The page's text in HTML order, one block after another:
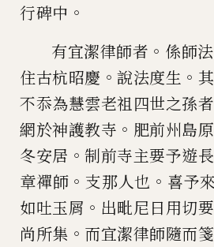
行碑中 。
有宜潔律師者 。 係師
住古杭昭慶 。說法度生 。
不忝為慧雲老祖四世之孫者
網於神護教寺 。 肥前州島
冬安居 。制前寺主要予遊
章禪師 。 支那人也 。 喜予
如吐玉屑 。 出毗尼日用切
尚所集 。 而宜潔律師隨而